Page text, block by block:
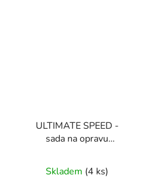
ULTIMATE SPEED -
sada na opravu
Skladem (4 ks)